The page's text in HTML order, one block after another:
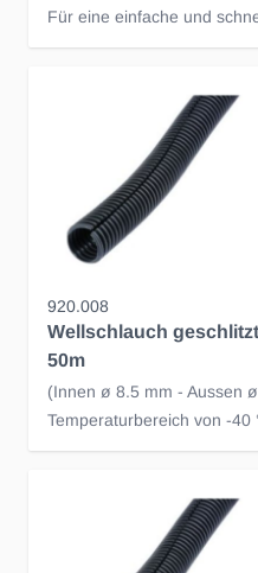
Für eine einfache und
920.008
Wellschlauch
50m
(Innen ø 8.5 mm - Aussen
Temperaturbereich von -40